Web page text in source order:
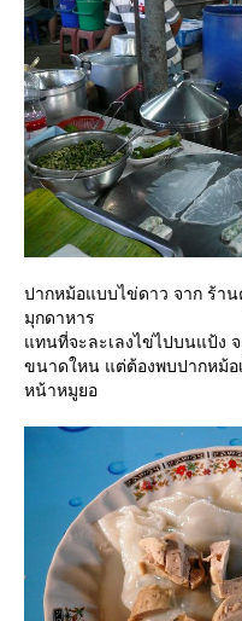
ปากหม้อแบบไข่ดาว จาก ร้า
มุกดาหาร
ทนที่จะละเลงไข่ไปบนแป้ง จ
ขนาดใหน แต่ต้องพบปากหม้อ
หน้าหมูยอ